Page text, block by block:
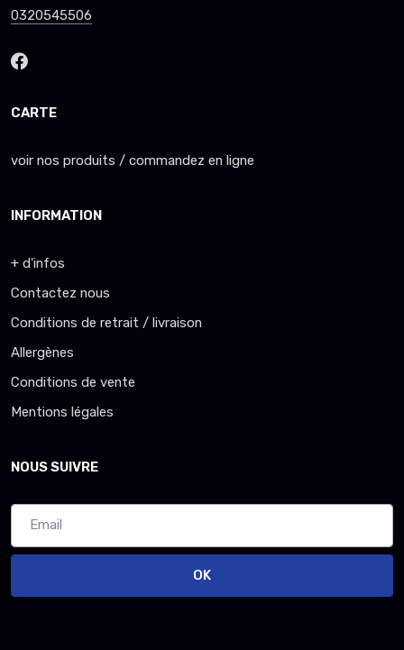
0320545506
CARTE
voir nos produits / commandez en ligne
INFORMATION
+ d'infos
Contactez nous
Conditions de retrait / livraison
Allergènes
Conditions de vente
Mentions légales
NOUS SUIVRE
OK